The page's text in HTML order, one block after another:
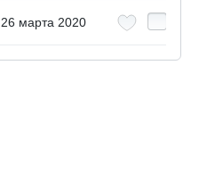
26 марта 2020